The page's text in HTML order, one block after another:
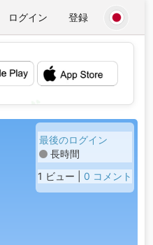
ログイン 登録
最後のログイン
長時間
1 ビュー | 0 コメント